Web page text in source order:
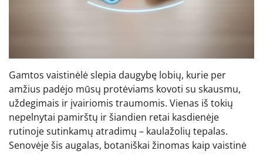
Gamtos vaistinėlė slepia daugybę lobių, kurie per
amžius padėjo mūsų protėviams kovoti su skausmu,
uždegimais ir įvairiomis traumomis. Vienas iš tokių
nepelnytai pamirštų ir šiandien retai kasdienėje
rutinoje sutinkamų atradimų – kaulažolių tepalas.
Senovėje šis augalas, botaniškai žinomas kaip vaistinė